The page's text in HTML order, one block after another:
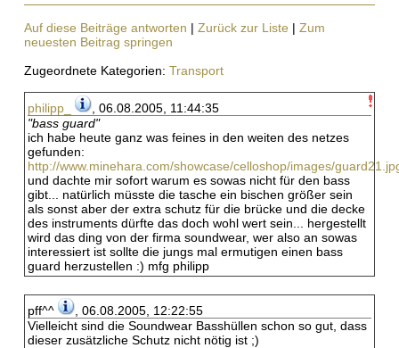
Auf diese Beiträge antworten | Zurück zur Liste | Zum
neuesten Beitrag springen
Zugeordnete Kategorien: Transport
philipp_
, 06.08.2005, 11:44:35
"bass guard"
ich habe heute ganz was feines in den weiten des netzes
gefunden:
http://www.minehara.com/showcase/celloshop/images/
und dachte mir sofort warum es sowas nicht für den bass
gibt... natürlich müsste die tasche ein bischen größer sein
als sonst aber der extra schutz für die brücke und die decke
des instruments dürfte das doch wohl wert sein... hergestellt
wird das ding von der firma soundwear, wer also an sowas
interessiert ist sollte die jungs mal ermutigen einen bass
guard herzustellen :) mfg philipp
pff^^
, 06.08.2005, 12:22:55
Vielleicht sind die Soundwear Basshüllen schon so gut, dass
dieser zusätzliche Schutz nicht nötig ist ;)